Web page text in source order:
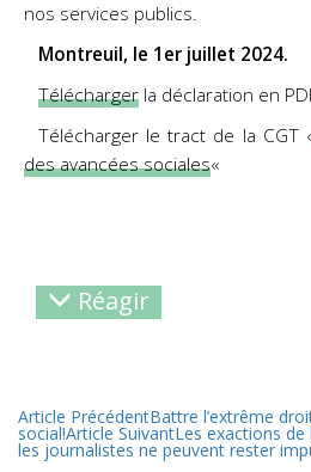
nos services publics.
Montreuil, le 1er juillet 2024.
Télécharger la déclaration en
Télécharger le tract de la CGT
des avancées sociales«
Réagir
Article PrécédentBattre l’extrême
social!Article SuivantLes exactions de
les journalistes ne peuvent rester